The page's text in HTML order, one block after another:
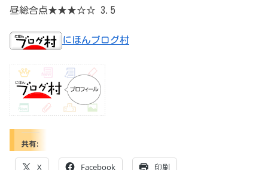
昼総合点★★★☆☆ 3.5
にほんブログ村
共有:
X Facebook 印刷